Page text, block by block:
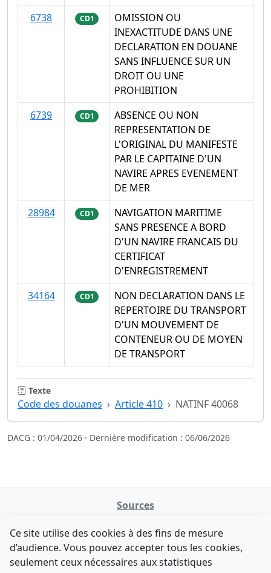
6738
CD1
OMISSION OU
INEXACTITUDE DANS UNE
DECLARATION EN DOUANE
SANS INFLUENCE SUR UN
DROIT OU UNE
PROHIBITION
6739
CD1
ABSENCE OU NON
REPRESENTATION DE
L'ORIGINAL DU MANIFESTE
PAR LE CAPITAINE D'UN
NAVIRE APRES EVENEMENT
DE MER
28984
CD1
NAVIGATION MARITIME
SANS PRESENCE A BORD
D'UN NAVIRE FRANCAIS DU
CERTIFICAT
D'ENREGISTREMENT
34164
CD1
NON DECLARATION DANS LE
REPERTOIRE DU TRANSPORT
D'UN MOUVEMENT DE
CONTENEUR OU DE MOYEN
DE TRANSPORT
Texte
Code des douanes Article 410 NATINF 40068
DACG : 01/04/2026 · Dernière modification : 06/06/2026
Sources
data.gouv.fr
Legifrance - API
Comment avez-vous découvert NATINFo ?
Ce site utilise des cookies à des fins de mesure
d’audience. Vous pouvez accepter tous les cookies,
seulement ceux nécessaires aux statistiques